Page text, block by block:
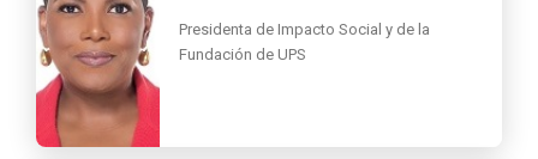
Presidenta de Impacto Social y de la
Fundación de UPS